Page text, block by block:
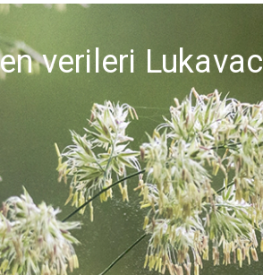
verileri Lukavac